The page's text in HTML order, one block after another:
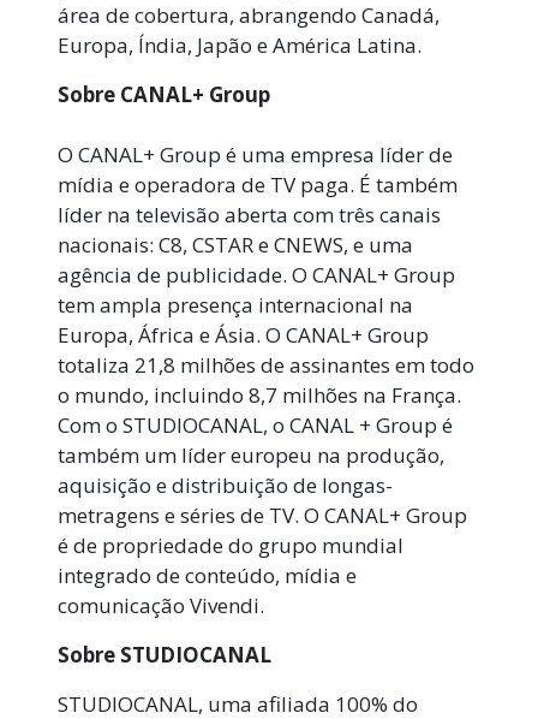
área de cobertura, abrangendo Canadá,
Europa, Índia, Japão e América Latina.
Sobre CANAL+ Group
O CANAL+ Group é uma empresa líder de
mídia e operadora de TV paga. É também
líder na televisão aberta com três canais
nacionais: C8, CSTAR e CNEWS, e uma
agência de publicidade. O CANAL+ Group
tem ampla presença internacional na
Europa, África e Ásia. O CANAL+ Group
totaliza 21,8 milhões de assinantes em todo
o mundo, incluindo 8,7 milhões na França.
Com o STUDIOCANAL, o CANAL + Group é
também um líder europeu na produção,
aquisição e distribuição de longas-
metragens e séries de TV. O CANAL+ Group
é de propriedade do grupo mundial
integrado de conteúdo, mídia e
comunicação Vivendi.
Sobre STUDIOCANAL
STUDIOCANAL, uma afiliada 100% do